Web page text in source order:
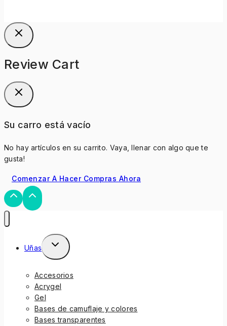
Review Cart
Su carro está vacío
No hay artículos en su carrito. Vaya, llenar con algo que te
gusta!
Comenzar A Hacer Compras Ahora
Uñas
Accesorios
Acrygel
Gel
Bases de camuflaje y colores
Bases transparentes